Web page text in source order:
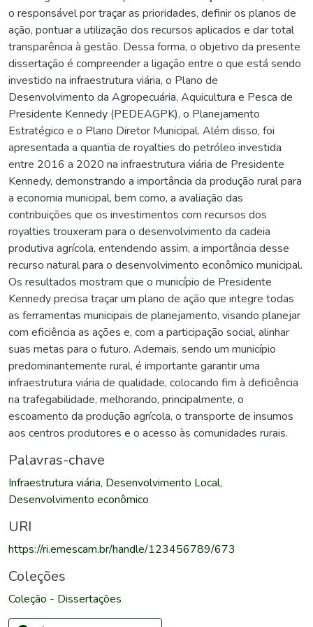
o responsável por traçar as prioridades, definir os planos de
ação, pontuar a utilização dos recursos aplicados e dar total
transparência à gestão. Dessa forma, o objetivo da presente
dissertação é compreender a ligação entre o que está sendo
investido na infraestrutura viária, o Plano de
Desenvolvimento da Agropecuária, Aquicultura e Pesca de
Presidente Kennedy (PEDEAGPK), o Planejamento
Estratégico e o Plano Diretor Municipal. Além disso, foi
apresentada a quantia de royalties do petróleo investida
entre 2016 a 2020 na infraestrutura viária de Presidente
Kennedy, demonstrando a importância da produção rural para
a economia municipal, bem como, a avaliação das
contribuições que os investimentos com recursos dos
royalties trouxeram para o desenvolvimento da cadeia
produtiva agrícola, entendendo assim, a importância desse
recurso natural para o desenvolvimento econômico municipal.
Os resultados mostram que o município de Presidente
Kennedy precisa traçar um plano de ação que integre todas
as ferramentas municipais de planejamento, visando planejar
com eficiência as ações e, com a participação social, alinhar
suas metas para o futuro. Ademais, sendo um município
predominantemente rural, é importante garantir uma
infraestrutura viária de qualidade, colocando fim à deficiência
na trafegabilidade, melhorando, principalmente, o
escoamento da produção agrícola, o transporte de insumos
aos centros produtores e o acesso às comunidades rurais.
Palavras-chave
Infraestrutura viária, Desenvolvimento Local,
Desenvolvimento econômico
URI
https://ri.emescam.br/handle/123456789/673
Coleções
Coleção - Dissertações